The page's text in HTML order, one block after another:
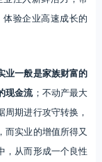
验企业高速成长的
业一般是家族财富的
现金流；不动产最大
期进行攻守转换，
而实业的增值所得又
，从而形成一个良性